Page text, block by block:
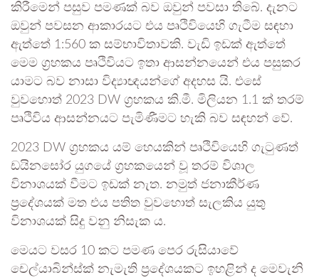
කිරීමෙන් පසුව පමණක් බව ඔවුන් පවසා තිබේ. දැනට
ඔවුන් පවසන ආකාරයට එය පෘථිවියෙහි ගැටීම සඳහා
ඇත්තේ 1:560 ක සම්භාවිතාවකි. වැඩි ඉඩක් ඇත්තේ
මෙම ග්‍රහකය පෘථිවියට ඉතා ආසන්නයෙන් එය පසුකර
යාමට බව නාසා විද්‍යාඥයන්ගේ අදහස යි. එසේ
වුවහොත් 2023 DW ග්‍රහකය කි.මී. මිලියන 1.1 ක් තරම්
පෘථිවිය ආසන්නයට පැමිණීමට හැකි බව සඳහන් වේ.
2023 DW ග්‍රහකය යම් හෙයකින් පෘථිවියෙහි ගැටුණත්
ඩයිනසෝර යුගයේ ග්‍රහකයෙන් වූ තරම් විශාල
විනාශයක් වීමට ඉඩක් නැත. නමුත් ජනාකීර්ණ
ප්‍රදේශයක් මත එය පතිත වුවහොත් සැලකිය යුතු
විනාශයක් සිදු වනු නිසැක ය.
මෙයට වසර 10 කට පමණ පෙර රුසියාවේ
චෙල්යාබින්ස්ක් නැමැති ප්‍රදේශයකට ඉහළින් ද මෙවැනි